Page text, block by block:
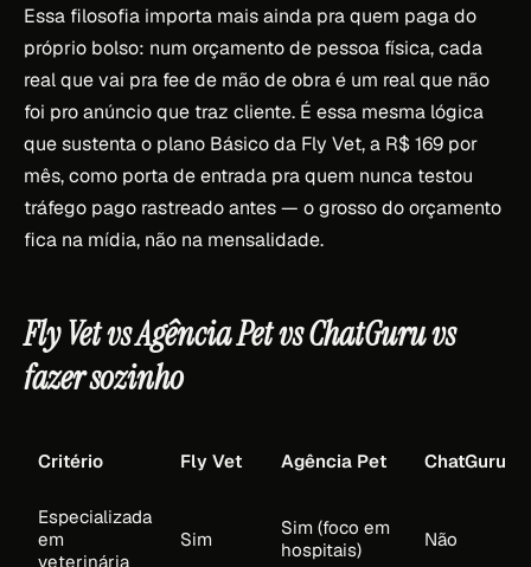
Essa filosofia importa mais ainda pra quem paga do
próprio bolso: num orçamento de pessoa física, cada
real que vai pra fee de mão de obra é um real que não
foi pro anúncio que traz cliente. É essa mesma lógica
que sustenta o plano Básico da Fly Vet, a R$ 169 por
mês, como porta de entrada pra quem nunca testou
tráfego pago rastreado antes — o grosso do orçamento
fica na mídia, não na mensalidade.
Fly Vet vs Agência Pet vs ChatGuru vs
fazer sozinho
Critério Fly Vet Agência Pet ChatGuru
Especializada
em
veterinária
Sim
Sim (foco em
hospitais)
Não